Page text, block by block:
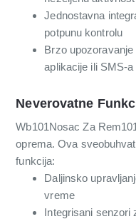
Jednostavna
potpunu kontrolu
Brzo
aplikacije ili SMS-a
Neverovatne
Wb101Nosac Za
oprema. Ova
funkcija:
Daljinsko
vreme
Integrisani senzori